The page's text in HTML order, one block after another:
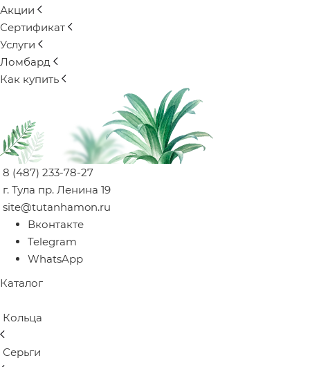
Акции
Сертификат
Услуги
Ломбард
Как купить
8 (487) 233-78-27
г. Тула пр. Ленина 19
site@tutanhamon.ru
Вконтакте
Telegram
WhatsApp
Каталог
Кольца
Серьги